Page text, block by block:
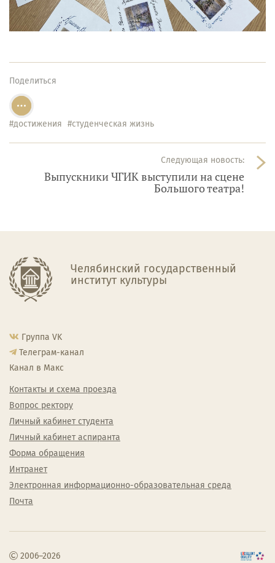
Поделиться
#достижения #студенческая жизнь
Следующая новость:
Выпускники ЧГИК выступили на сцене
Большого театра!
Челябинский государственный
институт культуры
Группа VK
Телеграм-канал
Канал в Макс
Контакты и схема проезда
Вопрос ректору
Личный кабинет студента
Личный кабинет аспиранта
Форма обращения
Интранет
Электронная информационно-образовательная среда
Почта
2006–2026